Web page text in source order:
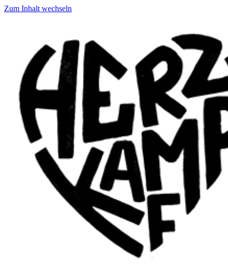
Zum Inhalt wechseln